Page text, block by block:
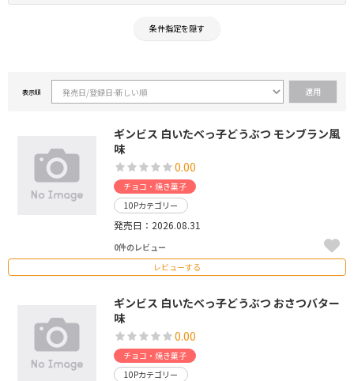
条件指定を隠す
表示順
ギンビス 白いたべっ子どうぶつ モンブラン風
味
0.00
チョコ・焼き菓子
10Pカテゴリー
発売日：2026.08.31
0件のレビュー
レビューする
ギンビス 白いたべっ子どうぶつ おさつバター
味
0.00
チョコ・焼き菓子
10Pカテゴリー